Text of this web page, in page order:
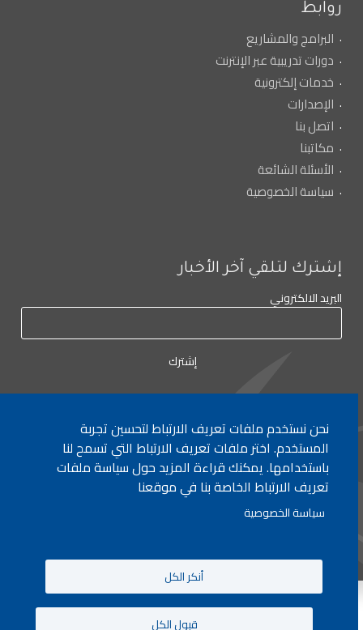
روابط
البرامج والمشاريع
دورات تدريبية عبر الإنترنت
خدمات إلكترونية
الإصدارات
اتصل بنا
مكاتبنا
الأسئلة الشائعة
سياسة الخصوصية
إشترك لتلقي آخر الأخبار
البريد الالكتروني
لأي إستفسار الإتصال على:٠١/٧٧٢٠٠٠
جميع الحقوق محفوظة © 2026 , وزارة التربية والتعليم العالي، لبنان.
نحن نستخدم ملفات تعريف الارتباط لتحسين تجربة
المستخدم. اختر ملفات تعريف الارتباط التي تسمح لنا
باستخدامها. يمكنك قراءة المزيد حول سياسة ملفات
تعريف الارتباط الخاصة بنا في موقعنا
سياسة الخصوصية
أنكر الكل
قبول الكل